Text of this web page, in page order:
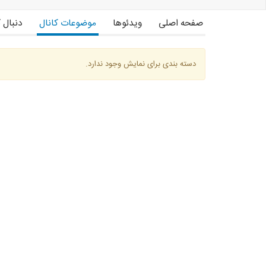
صفحه اصلی ویدئوها موضوعات کانال
دسته بندی برای نمایش وجود ندارد.